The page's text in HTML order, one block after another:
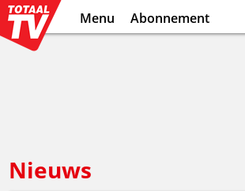
Menu Abonnement
Nieuws